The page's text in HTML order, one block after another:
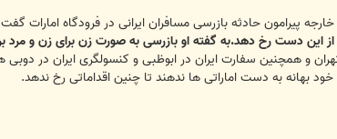
این دست رخ دهد.به گفته او بازرسی به صورت زن برای زن و مرد
تهران و همچنین سفارت ایران در ابوظبی و کنسولگری ایران در
خود بهانه به دست اماراتی ها ندهند تا چنین اقداماتی رخ ندهد.